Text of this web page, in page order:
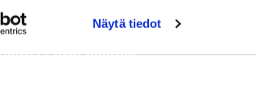
Näytä tiedot
asiakirjoihin liittyvät kyselyt
(Heini Yli-Antola)
ovat muotoa